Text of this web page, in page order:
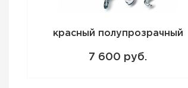
красный полупрозрачный
7 600 руб.